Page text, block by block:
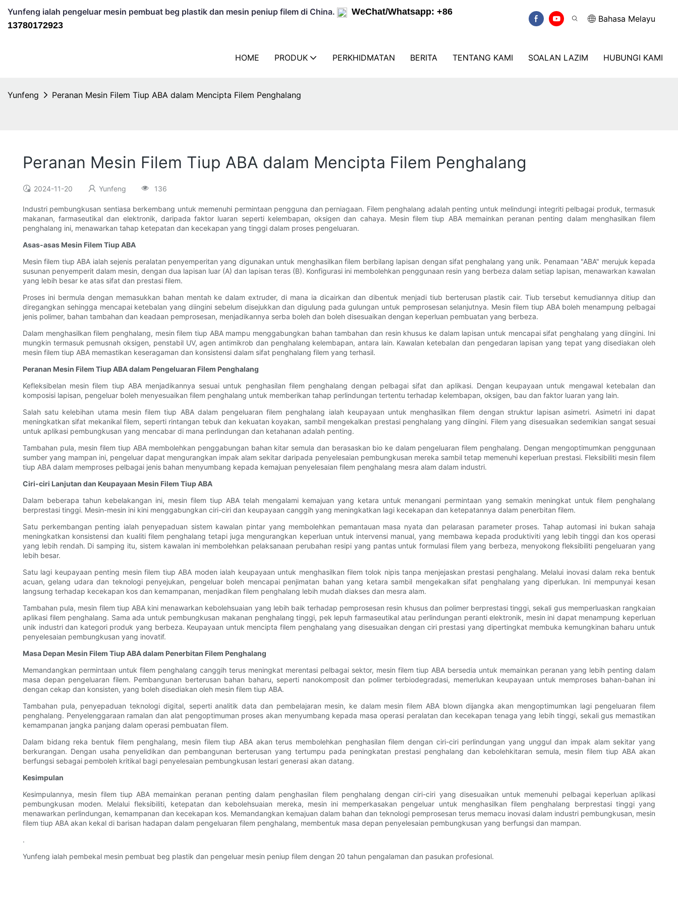
Yunfeng ialah pengeluar mesin pembuat beg plastik dan mesin peniup filem di China.
WeChat/Whatsapp: +86
13780172923
Bahasa Melayu
HOME PRODUK PERKHIDMATAN BERITA TENTANG KAMI SOALAN LAZIM HUBUNGI KAMI
Yunfeng Peranan Mesin Filem Tiup ABA dalam Mencipta Filem Penghalang
Peranan Mesin Filem Tiup ABA dalam Mencipta Filem Penghalang
2024-11-20 Yunfeng 136
Industri pembungkusan sentiasa berkembang untuk memenuhi permintaan pengguna dan perniagaan. Filem penghalang adalah penting untuk melindungi integriti pelbagai produk, termasuk
makanan, farmaseutikal dan elektronik, daripada faktor luaran seperti kelembapan, oksigen dan cahaya. Mesin filem tiup ABA memainkan peranan penting dalam menghasilkan filem
penghalang ini, menawarkan tahap ketepatan dan kecekapan yang tinggi dalam proses pengeluaran.
Asas-asas Mesin Filem Tiup ABA
Mesin filem tiup ABA ialah sejenis peralatan penyemperitan yang digunakan untuk menghasilkan filem berbilang lapisan dengan sifat penghalang yang unik. Penamaan "ABA" merujuk kepada
susunan penyemperit dalam mesin, dengan dua lapisan luar (A) dan lapisan teras (B). Konfigurasi ini membolehkan penggunaan resin yang berbeza dalam setiap lapisan, menawarkan kawalan
yang lebih besar ke atas sifat dan prestasi filem.
Proses ini bermula dengan memasukkan bahan mentah ke dalam extruder, di mana ia dicairkan dan dibentuk menjadi tiub berterusan plastik cair. Tiub tersebut kemudiannya ditiup dan
diregangkan sehingga mencapai ketebalan yang diingini sebelum disejukkan dan digulung pada gulungan untuk pemprosesan selanjutnya. Mesin filem tiup ABA boleh menampung pelbagai
jenis polimer, bahan tambahan dan keadaan pemprosesan, menjadikannya serba boleh dan boleh disesuaikan dengan keperluan pembuatan yang berbeza.
Dalam menghasilkan filem penghalang, mesin filem tiup ABA mampu menggabungkan bahan tambahan dan resin khusus ke dalam lapisan untuk mencapai sifat penghalang yang diingini. Ini
mungkin termasuk pemusnah oksigen, penstabil UV, agen antimikrob dan penghalang kelembapan, antara lain. Kawalan ketebalan dan pengedaran lapisan yang tepat yang disediakan oleh
mesin filem tiup ABA memastikan keseragaman dan konsistensi dalam sifat penghalang filem yang terhasil.
Peranan Mesin Filem Tiup ABA dalam Pengeluaran Filem Penghalang
Kefleksibelan mesin filem tiup ABA menjadikannya sesuai untuk penghasilan filem penghalang dengan pelbagai sifat dan aplikasi. Dengan keupayaan untuk mengawal ketebalan dan
komposisi lapisan, pengeluar boleh menyesuaikan filem penghalang untuk memberikan tahap perlindungan tertentu terhadap kelembapan, oksigen, bau dan faktor luaran yang lain.
Salah satu kelebihan utama mesin filem tiup ABA dalam pengeluaran filem penghalang ialah keupayaan untuk menghasilkan filem dengan struktur lapisan asimetri. Asimetri ini dapat
meningkatkan sifat mekanikal filem, seperti rintangan tebuk dan kekuatan koyakan, sambil mengekalkan prestasi penghalang yang diingini. Filem yang disesuaikan sedemikian sangat sesuai
untuk aplikasi pembungkusan yang mencabar di mana perlindungan dan ketahanan adalah penting.
Tambahan pula, mesin filem tiup ABA membolehkan penggabungan bahan kitar semula dan berasaskan bio ke dalam pengeluaran filem penghalang. Dengan mengoptimumkan penggunaan
sumber yang mampan ini, pengeluar dapat mengurangkan impak alam sekitar daripada penyelesaian pembungkusan mereka sambil tetap memenuhi keperluan prestasi. Fleksibiliti mesin filem
tiup ABA dalam memproses pelbagai jenis bahan menyumbang kepada kemajuan penyelesaian filem penghalang mesra alam dalam industri.
Ciri-ciri Lanjutan dan Keupayaan Mesin Filem Tiup ABA
Dalam beberapa tahun kebelakangan ini, mesin filem tiup ABA telah mengalami kemajuan yang ketara untuk menangani permintaan yang semakin meningkat untuk filem penghalang
berprestasi tinggi. Mesin-mesin ini kini menggabungkan ciri-ciri dan keupayaan canggih yang meningkatkan lagi kecekapan dan ketepatannya dalam penerbitan filem.
Satu perkembangan penting ialah penyepaduan sistem kawalan pintar yang membolehkan pemantauan masa nyata dan pelarasan parameter proses. Tahap automasi ini bukan sahaja
meningkatkan konsistensi dan kualiti filem penghalang tetapi juga mengurangkan keperluan untuk intervensi manual, yang membawa kepada produktiviti yang lebih tinggi dan kos operasi
yang lebih rendah. Di samping itu, sistem kawalan ini membolehkan pelaksanaan perubahan resipi yang pantas untuk formulasi filem yang berbeza, menyokong fleksibiliti pengeluaran yang
lebih besar.
Satu lagi keupayaan penting mesin filem tiup ABA moden ialah keupayaan untuk menghasilkan filem tolok nipis tanpa menjejaskan prestasi penghalang. Melalui inovasi dalam reka bentuk
acuan, gelang udara dan teknologi penyejukan, pengeluar boleh mencapai penjimatan bahan yang ketara sambil mengekalkan sifat penghalang yang diperlukan. Ini mempunyai kesan
langsung terhadap kecekapan kos dan kemampanan, menjadikan filem penghalang lebih mudah diakses dan mesra alam.
Tambahan pula, mesin filem tiup ABA kini menawarkan kebolehsuaian yang lebih baik terhadap pemprosesan resin khusus dan polimer berprestasi tinggi, sekali gus memperluaskan rangkaian
aplikasi filem penghalang. Sama ada untuk pembungkusan makanan penghalang tinggi, pek lepuh farmaseutikal atau perlindungan peranti elektronik, mesin ini dapat menampung keperluan
unik industri dan kategori produk yang berbeza. Keupayaan untuk mencipta filem penghalang yang disesuaikan dengan ciri prestasi yang dipertingkat membuka kemungkinan baharu untuk
penyelesaian pembungkusan yang inovatif.
Masa Depan Mesin Filem Tiup ABA dalam Penerbitan Filem Penghalang
Memandangkan permintaan untuk filem penghalang canggih terus meningkat merentasi pelbagai sektor, mesin filem tiup ABA bersedia untuk memainkan peranan yang lebih penting dalam
masa depan pengeluaran filem. Pembangunan berterusan bahan baharu, seperti nanokomposit dan polimer terbiodegradasi, memerlukan keupayaan untuk memproses bahan-bahan ini
dengan cekap dan konsisten, yang boleh disediakan oleh mesin filem tiup ABA.
Tambahan pula, penyepaduan teknologi digital, seperti analitik data dan pembelajaran mesin, ke dalam mesin filem ABA blown dijangka akan mengoptimumkan lagi pengeluaran filem
penghalang. Penyelenggaraan ramalan dan alat pengoptimuman proses akan menyumbang kepada masa operasi peralatan dan kecekapan tenaga yang lebih tinggi, sekali gus memastikan
kemampanan jangka panjang dalam operasi pembuatan filem.
Dalam bidang reka bentuk filem penghalang, mesin filem tiup ABA akan terus membolehkan penghasilan filem dengan ciri-ciri perlindungan yang unggul dan impak alam sekitar yang
berkurangan. Dengan usaha penyelidikan dan pembangunan berterusan yang tertumpu pada peningkatan prestasi penghalang dan kebolehkitaran semula, mesin filem tiup ABA akan
berfungsi sebagai pemboleh kritikal bagi penyelesaian pembungkusan lestari generasi akan datang.
Kesimpulan
Kesimpulannya, mesin filem tiup ABA memainkan peranan penting dalam penghasilan filem penghalang dengan ciri-ciri yang disesuaikan untuk memenuhi pelbagai keperluan aplikasi
pembungkusan moden. Melalui fleksibiliti, ketepatan dan kebolehsuaian mereka, mesin ini memperkasakan pengeluar untuk menghasilkan filem penghalang berprestasi tinggi yang
menawarkan perlindungan, kemampanan dan kecekapan kos. Memandangkan kemajuan dalam bahan dan teknologi pemprosesan terus memacu inovasi dalam industri pembungkusan, mesin
filem tiup ABA akan kekal di barisan hadapan dalam pengeluaran filem penghalang, membentuk masa depan penyelesaian pembungkusan yang berfungsi dan mampan.
.
Yunfeng ialah pembekal mesin pembuat beg plastik dan pengeluar mesin peniup filem dengan 20 tahun pengalaman dan pasukan profesional.